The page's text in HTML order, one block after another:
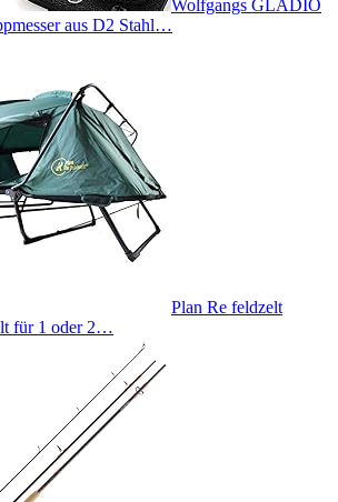
Wolfgangs GLADIO
aus D2 Stahl…
Plan Re feldzelt
für 1 oder 2…